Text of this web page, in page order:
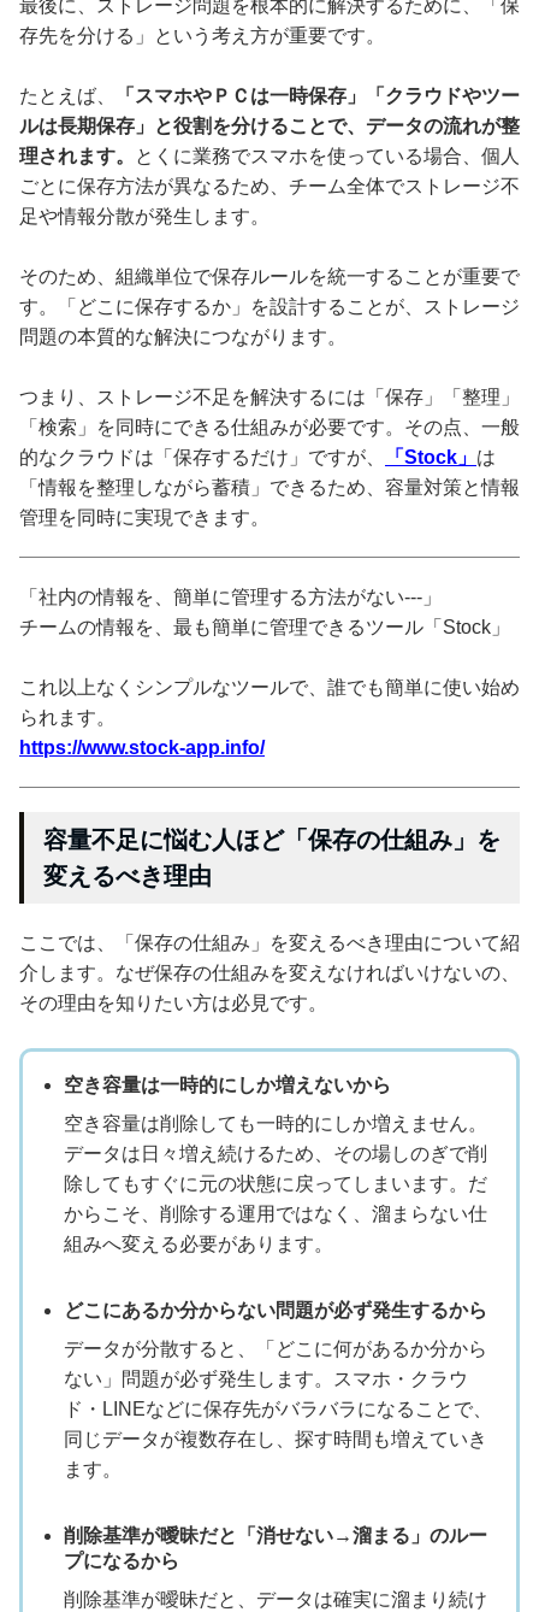
最後に、ストレージ問題を根本的に解決するために、「保
存先を分ける」という考え方が重要です。
たとえば、
「スマホやＰＣは一時保存」「クラウドやツー
ルは長期保存」と役割を分けることで、データの流れが整
理されます。
とくに業務でスマホを使っている場合、個人
ごとに保存方法が異なるため、チーム全体でストレージ不
足や情報分散が発生します。
そのため、組織単位で保存ルールを統一することが重要で
す。「どこに保存するか」を設計することが、ストレージ
問題の本質的な解決につながります。
つまり、ストレージ不足を解決するには「保存」「整理」
「検索」を同時にできる仕組みが必要です。その点、一般
的なクラウドは「保存するだけ」ですが、
「Stock」 は
「情報を整理しながら蓄積」できるため、容量対策と情報
管理を同時に実現できます。
「社内の情報を、簡単に管理する方法がない---」
チームの情報を、最も簡単に管理できるツール「Stock」
これ以上なくシンプルなツールで、誰でも簡単に使い始め
られます。
https://www.stock-app.info/
容量不足に悩む人ほど「保存の仕組み」を
変えるべき理由
ここでは、「保存の仕組み」を変えるべき理由について紹
介します。なぜ保存の仕組みを変えなければいけないの、
その理由を知りたい方は必見です。
空き容量は一時的にしか増えないから
空き容量は削除しても一時的にしか増えません。
データは日々増え続けるため、その場しのぎで削
除してもすぐに元の状態に戻ってしまいます。だ
からこそ、削除する運用ではなく、溜まらない仕
組みへ変える必要があります。
どこにあるか分からない問題が必ず発生するから
データが分散すると、「どこに何があるか分から
ない」問題が必ず発生します。スマホ・クラウ
ド・LINEなどに保存先がバラバラになることで、
同じデータが複数存在し、探す時間も増えていき
ます。
削除基準が曖昧だと「消せない→溜まる」のルー
プになるから
削除基準が曖昧だと、データは確実に溜まり続け